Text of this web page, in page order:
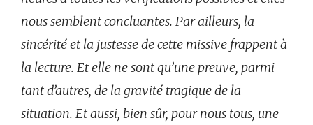
nous semblent concluantes. Par ailleurs, la
sincérité et la justesse de cette missive frappent à
la lecture. Et elle ne sont qu’une preuve, parmi
tant d’autres, de la gravité tragique de la
situation. Et aussi, bien sûr, pour nous tous, une